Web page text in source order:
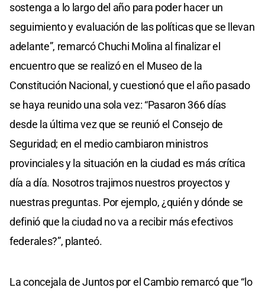
sostenga a lo largo del año para poder hacer un
seguimiento y evaluación de las políticas que se llevan
adelante”, remarcó Chuchi Molina al finalizar el
encuentro que se realizó en el Museo de la
Constitución Nacional, y cuestionó que el año pasado
se haya reunido una sola vez: “Pasaron 366 días
desde la última vez que se reunió el Consejo de
Seguridad; en el medio cambiaron ministros
provinciales y la situación en la ciudad es más crítica
día a día. Nosotros trajimos nuestros proyectos y
nuestras preguntas. Por ejemplo, ¿quién y dónde se
definió que la ciudad no va a recibir más efectivos
federales?”, planteó.
La concejala de Juntos por el Cambio remarcó que “lo